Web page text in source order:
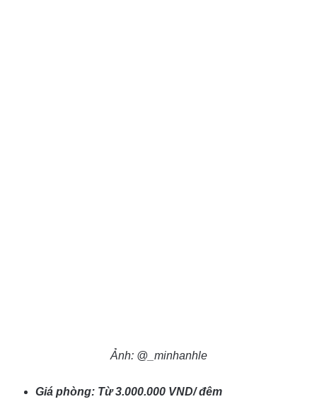
Ảnh: @_minhanhle
Giá phòng: Từ 3.000.000 VND/ đêm